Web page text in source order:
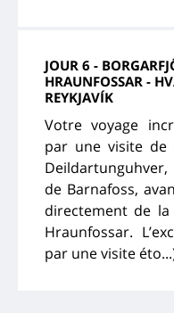
JOUR 6 -
HRAUNFOSSAR -
REYKJAVÍK
Votre voyage
par une visite de
de Barnafoss,
directement de
Hraunfossar.
par une visite